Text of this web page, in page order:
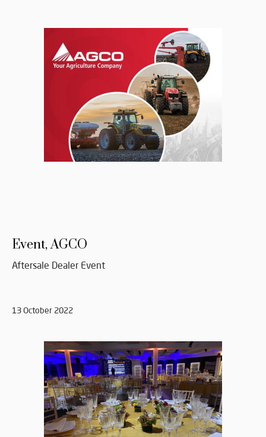
Event, AGCO
Aftersale Dealer Event
13 October 2022